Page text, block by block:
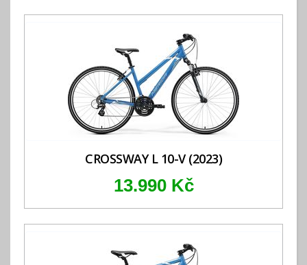
CROSSWAY L 10-V (2023)
13.990 Kč